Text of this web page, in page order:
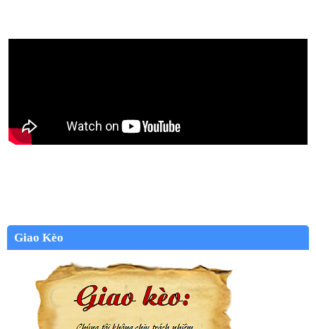
Giao Kèo